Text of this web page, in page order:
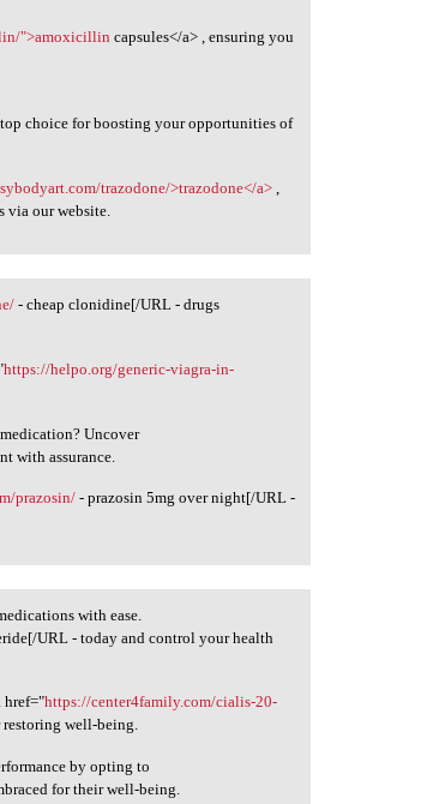
">amoxicillin capsules</a> , ensuring you
choice for boosting your opportunities of
trazodone/>trazodone</a>
via our website.
- cheap clonidine[/URL - drugs
https://helpo.org/generic-viagra-in-
Uncover
with assurance.
prazosin/ - prazosin 5mg over night[/URL -
with ease.
URL - today and control your health
href="https://center4family.com/cialis-20-
well-being.
by opting to
for their well-being.